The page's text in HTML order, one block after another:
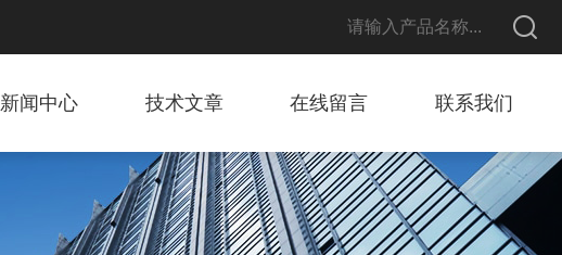
新闻中心 技术文章 在线留言 联系我们